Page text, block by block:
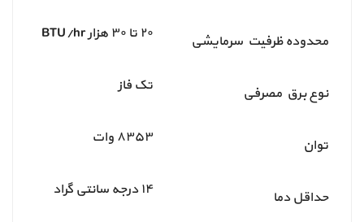
محدوده ظرفیت سرمایشی ۲۰ تا ۳۰ هزار BTU/hr
نوع برق مصرفی تک فاز
توان ۸۳۵۳ وات
حداقل دما ۱۴ درجه سانتی گراد